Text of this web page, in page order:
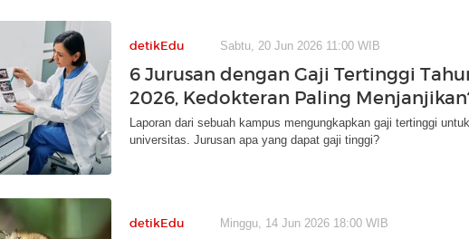
detikEdu Sabtu, 20 Jun 2026 11:00 WIB
6 Jurusan dengan Gaji Tertinggi
2026, Kedokteran Paling
Laporan dari sebuah kampus mengungkapkan gaji tertinggi
universitas. Jurusan apa yang dapat gaji tinggi?
detikEdu Minggu, 14 Jun 2026 18:00 WIB